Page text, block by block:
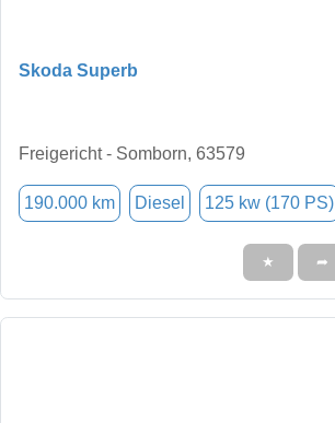
Skoda Superb
Freigericht - Somborn, 63579
190.000 km Diesel 125 kw (170 PS)
★ ➦